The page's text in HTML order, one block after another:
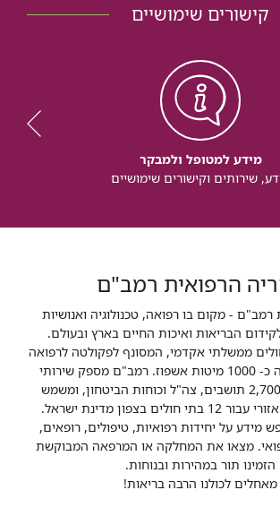
קישורים שימושיים
מידע למטופל ולמבקר
שירותים וקישורים שימושיים
הרפואית רמב"ם
- מקום בו רפואה, טכנולוגיה ואנושיות
הבריאות ואיכות החיים בארץ ובעולם.
ממשלתי אקדמי, המסונף לפקולטה לרפואה
של הטכניון ומונה כ- 1000 מיטות אשפוז. רמב"ם מספק שירותי
רפואה לכ-2,700,000 תושבים, צה"ל וכוחות הביטחון, ומשמש
בצפון מדינת ישראל.
מידע על יחידות רפואיות, טיפולים, רופאים,
מצאו את המחלקה או המרפאה המבוקשת
הזמינו תור במהירות ובנוחות.
מאחלים לכולנו הרבה בריאות!